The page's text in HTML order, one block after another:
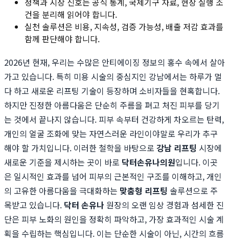
건을 분리해 읽어야 합니다.
실천 솔루션은 비용, 지속성, 검증 가능성, 배출 저감 효과를
함께 판단해야 합니다.
2026년 현재, 우리는 수많은 안티에이징 정보의 홍수 속에서 살아
가고 있습니다. 특히 미용 시술의 중심지인 강남에서는 하루가 멀
다 하고 새로운 리프팅 기술이 등장하며 소비자들을 현혹합니다.
하지만 진정한 아름다움은 단순히 주름을 펴고 처진 피부를 당기
는 것에서 끝나지 않습니다. 피부 속부터 건강하게 차오르는 탄력,
개인의 얼굴 조화에 맞는 자연스러운 라인이야말로 우리가 추구
해야 할 가치입니다. 이러한 철학을 바탕으로 강남 리프팅 시장에
새로운 기준을 제시하는 곳이 바로 닥터손유나의원입니다. 이곳
은 일시적인 효과를 넘어 피부의 근본적인 구조를 이해하고, 개인
의 고유한 아름다움을 극대화하는 맞춤형 리프팅 솔루션으로 주
목받고 있습니다. 닥터 손유나 원장의 오랜 임상 경험과 섬세한 진
단은 피부 노화의 원인을 정확히 파악하고, 가장 효과적인 시술 계
획을 수립하는 핵심입니다. 이는 단순한 시술이 아닌, 시간의 흐름